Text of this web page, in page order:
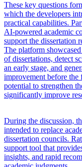
These key questions
which the developers
practical capabilities.
AI-powered academic
support the dissertation
The platform
of dissertations, detect
an early stage, and
improvement before the
potential to strengthen
significantly improve
During the discussion,
intended to replace
dissertation councils.
support tool that
insights, and rapid